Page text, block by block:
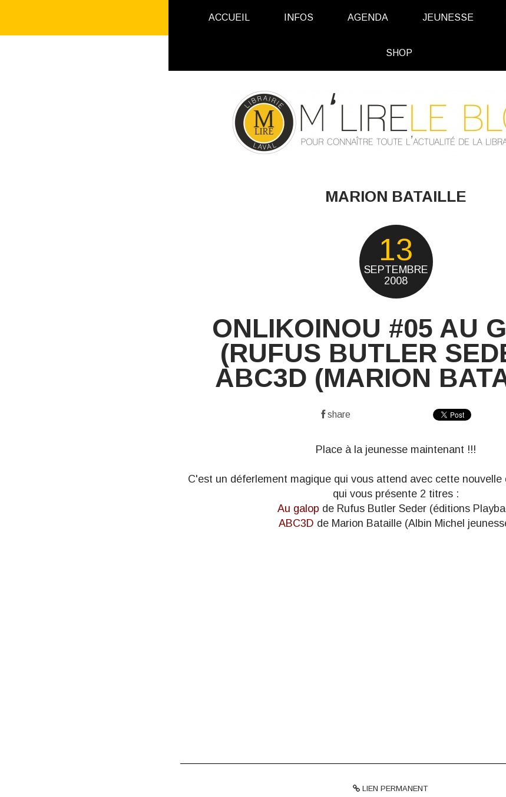
ACCUEIL INFOS AGENDA JEUNESSE
SHOP
MARION BATAILLE
13
SEPTEMBRE
2008
ONLIKOINOU #05 AU
(RUFUS BUTLER
ABC3D (MARION
share
Place à la jeunesse maintenant !!!
C'est un déferlement magique qui vous attend avec cette nouvelle
qui vous présente 2 titres :
Au galop de Rufus Butler Seder (éditions
ABC3D de Marion Bataille(Albin Michel
LIEN PERMANENT